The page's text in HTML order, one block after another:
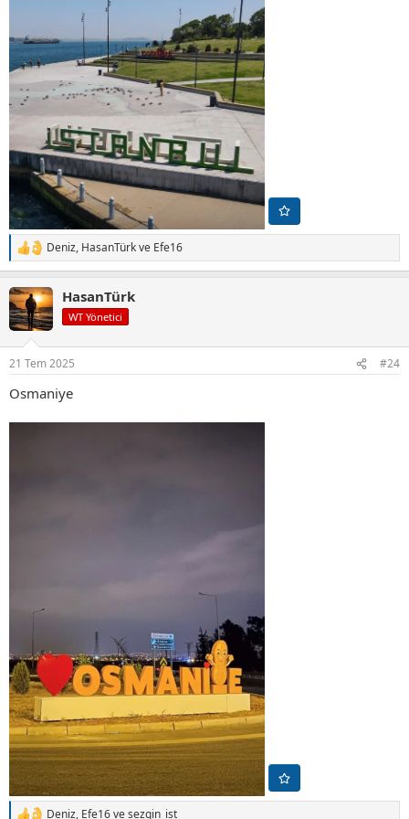
T
e
k
i
l
Deniz, HasanTürkve Efe16
HasanTürk
WT Yönetici
21 Tem 2025 #24
Osmaniye
Deniz, Efe16vesezgin_ist